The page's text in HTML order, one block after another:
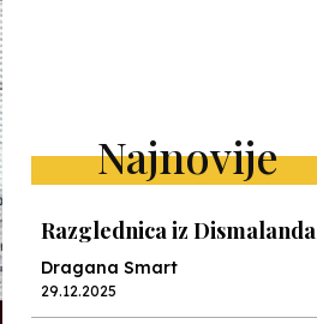
Najnovije
Razglednica iz Dismalanda
Dragana Smart
29.12.2025